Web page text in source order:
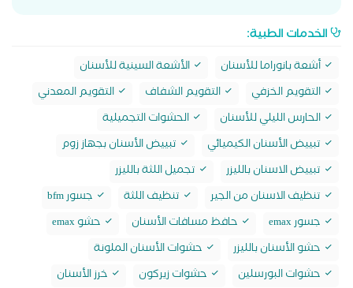
الخدمات الطبية:
أشعة بانوراما للأسنان
الأشعة السينية للأسنان
التقويم الخزفي
التقويم الشفاف
التقويم المعدني
الحارس الليلي للأسنان
الحشوات التجميلية
تبييض الأسنان الكيميائي
تبييض الأسنان بجهاز زوم
تبييض الاسنان بالليزر
تجميل اللثة بالليزر
تنظيف الاسنان من الجير
تنظيف اللثة
جسور bfm
جسور emax
حافظ مسافات الأسنان
حشو emax
حشو الأسنان بالليزر
حشوات الأسنان الملونة
حشوات البورسلين
حشوات زيركون
خرز الأسنان